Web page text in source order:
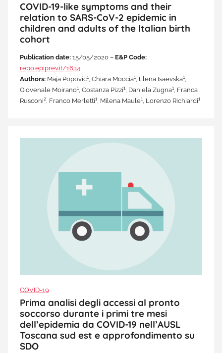
COVID-19-like symptoms and their
relation to SARS-CoV-2 epidemic in
children and adults of the Italian birth
cohort
Publication date: 15/05/2020 – E&P Code:
repo.epiprev.it/1634
Authors: Maja Popovic1, Chiara Moccia1, Elena Isaevska1,
Giovenale Moirano1, Costanza Pizzi1, Daniela Zugna1, Franca
Rusconi2, Franco Merletti1, Milena Maule1, Lorenzo Richiardi1
COVID-19
Prima analisi degli accessi al pronto
soccorso durante i primi tre mesi
dell’epidemia da COVID-19 nell’AUSL
Toscana sud est e approfondimento su
SDO